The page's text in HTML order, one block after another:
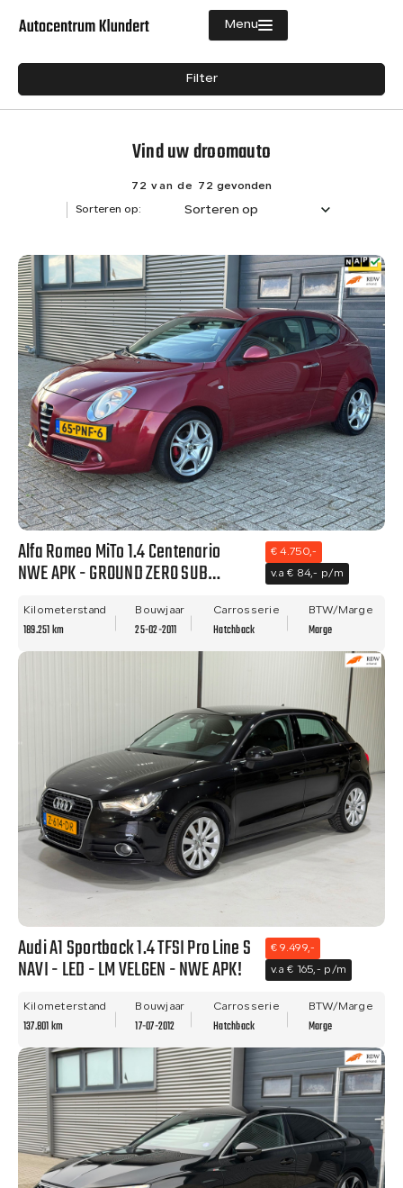
Menu
Aanbod
Verkocht
Over ons
Contact
Vind uw droomauto
Filter
Filters
Merk
Brandstof
Diesel 8 Hybride (Benzine) 1 Benzine 63
Transmissie
Semi-automaat 1 Handgeschakeld Automaat 13
72 van de 72 gevonden
Sorteren op: Sorteren op
Alfa Romeo MiTo 1.4 Centenario
NWE APK - GROUND ZERO SUB
€ 4.750,-
v.a € 84,- p/m
Kilometerstand
189.251 km
Bouwjaar
25-02-2011
Carrosserie
Hatchback
BTW/Marge
Marge
Audi A1 Sportback 1.4 TFSI Pro Line S
NAVI - LED - LM VELGEN - NWE APK!
€ 9.499,-
v.a € 165,- p/m
Kilometerstand
137.801 km
Bouwjaar
17-07-2012
Carrosserie
Hatchback
BTW/Marge
Marge